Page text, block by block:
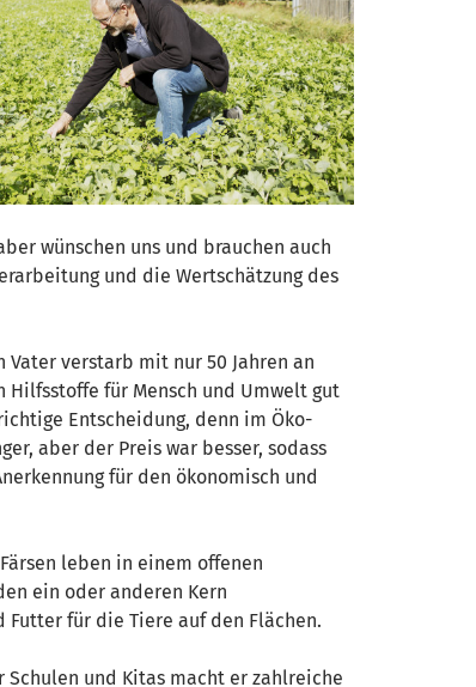
wünschen uns und brauchen auch
und die Wertschätzung des
verstarb mit nur 50 Jahren an
für Mensch und Umwelt gut
Entscheidung, denn im Öko-
aber der Preis war besser, sodass
für den ökonomisch und
leben in einem offenen
ein oder anderen Kern
Futter für die Tiere auf den Flächen.
Schulen und Kitas macht er zahlreiche